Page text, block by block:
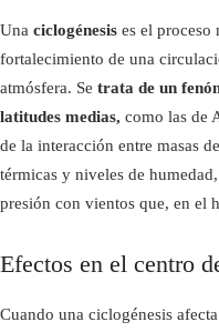
Una ciclogénesis es el proceso
fortalecimiento de una
atmósfera. Se trata de un
latitudes medias, como las de
de la interacción entre masas
térmicas y niveles de
presión con vientos que, en el
Efectos en el centro
Cuando una ciclogénesis